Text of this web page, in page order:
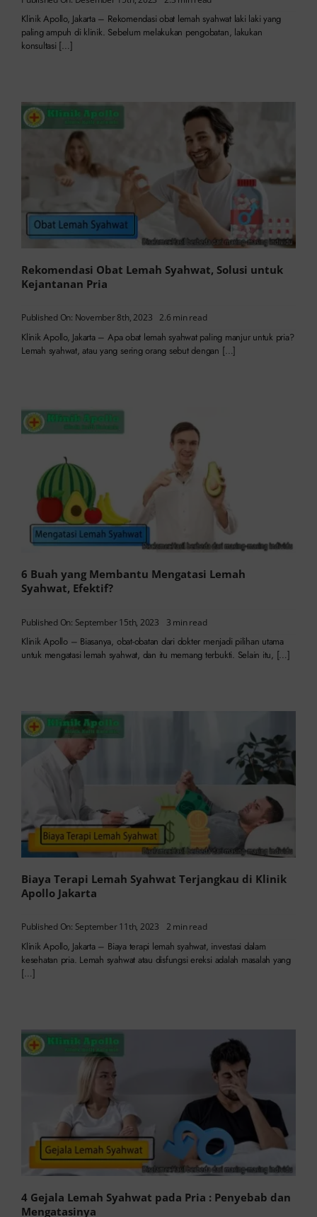
Klinik Apollo, Jakarta – Rekomendasi obat lemah syahwat laki laki yang
paling ampuh di klinik. Sebelum melakukan pengobatan, lakukan
konsultasi […]
Rekomendasi Obat Lemah Syahwat, Solusi untuk
Kejantanan Pria
Published On: November 8th, 2023 2.6 min read
Klinik Apollo, Jakarta – Apa obat lemah syahwat paling manjur untuk pria?
Lemah syahwat, atau yang sering orang sebut dengan […]
6 Buah yang Membantu Mengatasi Lemah
Syahwat, Efektif?
Published On: September 15th, 2023 3 min read
Klinik Apollo – Biasanya, obat-obatan dari dokter menjadi pilihan utama
untuk mengatasi lemah syahwat, dan itu memang terbukti. Selain itu, […]
Biaya Terapi Lemah Syahwat Terjangkau di Klinik
Apollo Jakarta
Published On: September 11th, 2023 2 min read
Klinik Apollo, Jakarta – Biaya terapi lemah syahwat, investasi dalam
kesehatan pria. Lemah syahwat atau disfungsi ereksi adalah masalah yang
[…]
4 Gejala Lemah Syahwat pada Pria : Penyebab dan
Mengatasinya